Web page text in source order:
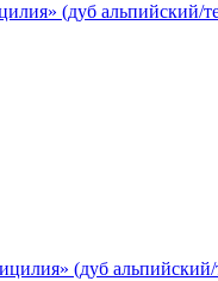
(дуб альпийский/
(дуб альпийский/